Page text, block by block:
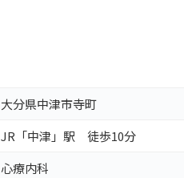
大分県中津市寺町
JR「中津」駅 徒歩10分
心療内科